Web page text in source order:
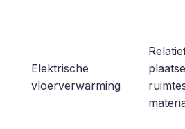
Elektrische
vloerverwarming